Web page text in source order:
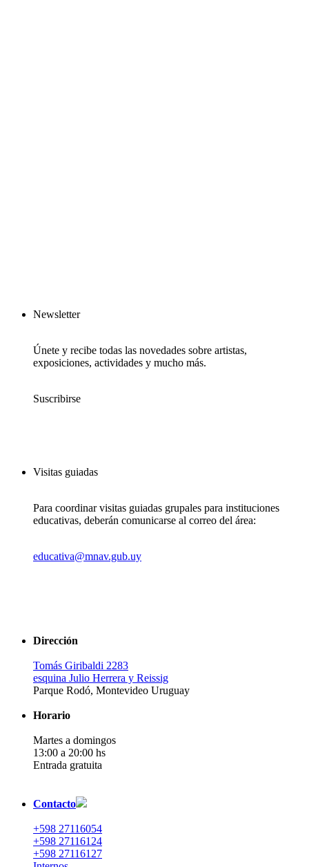
Newsletter
Únete y recibe todas las novedades sobre artistas,
exposiciones, actividades y mucho más.
Suscribirse
Visitas guiadas
Para coordinar visitas guiadas grupales para instituciones
educativas, deberán comunicarse al correo del área:
educativa@mnav.gub.uy
Dirección
Tomás Giribaldi 2283
esquina Julio Herrera y Reissig
Parque Rodó, Montevideo Uruguay
Horario
Martes a domingos
13:00 a 20:00 hs
Entrada gratuita
Contacto
+598 27116054
+598 27116124
+598 27116127